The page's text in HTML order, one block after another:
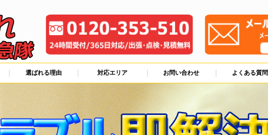
選ばれる理由 対応エリア お問い合わせ よくある質問